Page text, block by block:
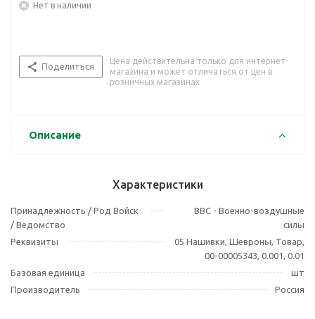
Нет в наличии
Поделиться
Цена действительна только для интернет-
магазина и может отличаться от цен в
розничных магазинах
Описание
Характеристики
Принадлежность / Род Войск
/ Ведомство
ВВС - Военно-воздушные
силы
Реквизиты
05 Нашивки, Шевроны, Товар,
00-00005343, 0.001, 0.01
Базовая единица
шт
Производитель
Россия